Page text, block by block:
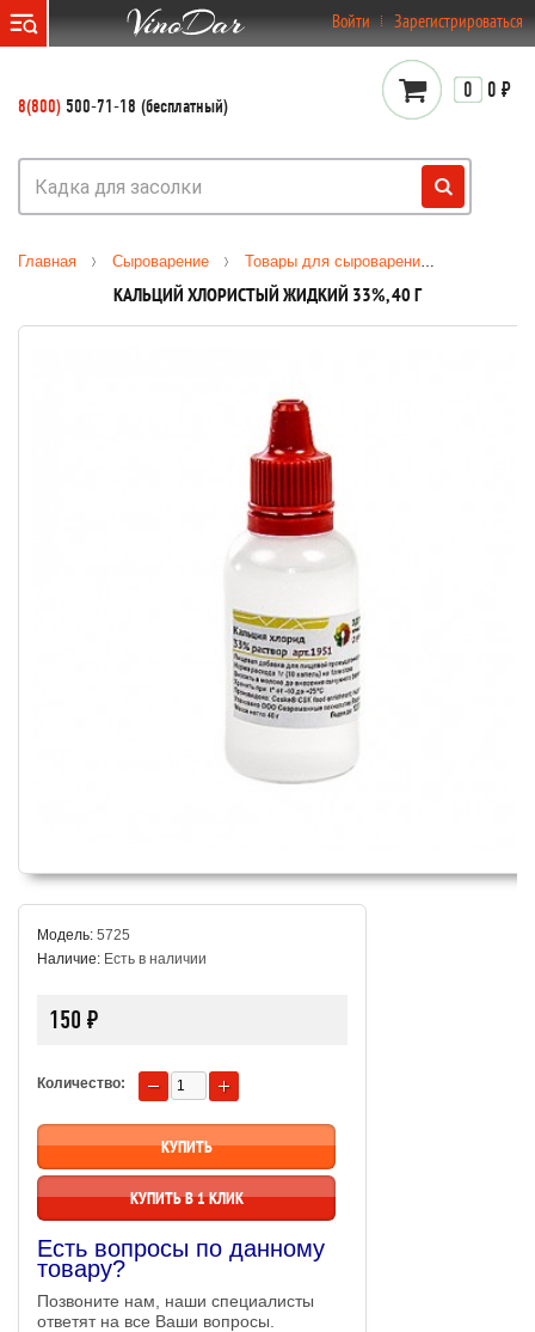
Войти Зарегистрироваться
8(800) 500-71-18 (бесплатный)
0 0 ₽
Главная Сыроварение Товары для сыроварения
КАЛЬЦИЙ ХЛОРИСТЫЙ ЖИДКИЙ 33%, 40 Г
Модель: 5725
Наличие: Есть в наличии
150 ₽
Количество:
КУПИТЬ В 1 КЛИК
Есть вопросы по данному
товару?
Позвоните нам, наши специалисты
ответят на все Ваши вопросы.